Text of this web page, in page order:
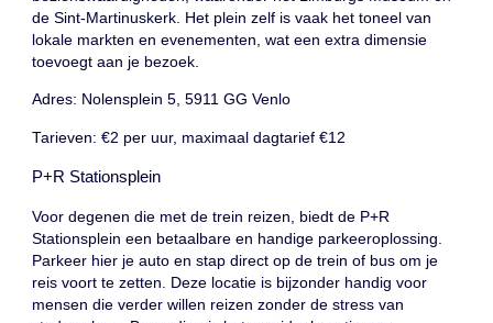
de Sint-Martinuskerk. Het plein zelf is vaak het toneel van
lokale markten en evenementen, wat een extra dimensie
toevoegt aan je bezoek.
Adres: Nolensplein 5, 5911 GG Venlo
Tarieven: €2 per uur, maximaal dagtarief €12
P+R Stationsplein
Voor degenen die met de trein reizen, biedt de P+R
Stationsplein een betaalbare en handige parkeeroplossing.
Parkeer hier je auto en stap direct op de trein of bus om je
reis voort te zetten. Deze locatie is bijzonder handig voor
mensen die verder willen reizen zonder de stress van